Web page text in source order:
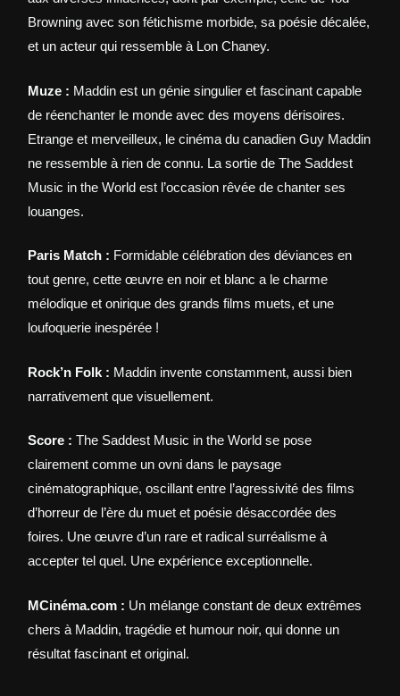
Browning avec son fétichisme morbide, sa poésie décalée,
et un acteur qui ressemble à Lon Chaney.
Muze : Maddin est un génie singulier et fascinant capable
de réenchanter le monde avec des moyens dérisoires.
Etrange et merveilleux, le cinéma du canadien Guy Maddin
ne ressemble à rien de connu. La sortie de The Saddest
Music in the World est l’occasion rêvée de chanter ses
louanges.
Paris Match : Formidable célébration des déviances en
tout genre, cette œuvre en noir et blanc a le charme
mélodique et onirique des grands films muets, et une
loufoquerie inespérée !
Rock’n Folk : Maddin invente constamment, aussi bien
narrativement que visuellement.
Score : The Saddest Music in the World se pose
clairement comme un ovni dans le paysage
cinématographique, oscillant entre l’agressivité des films
d’horreur de l’ère du muet et poésie désaccordée des
foires. Une œuvre d’un rare et radical surréalisme à
accepter tel quel. Une expérience exceptionnelle.
MCinéma.com : Un mélange constant de deux extrêmes
chers à Maddin, tragédie et humour noir, qui donne un
résultat fascinant et original.